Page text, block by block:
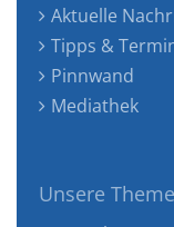
Aktuelle
Tipps &
Pinnwand
Mediathek
Unsere